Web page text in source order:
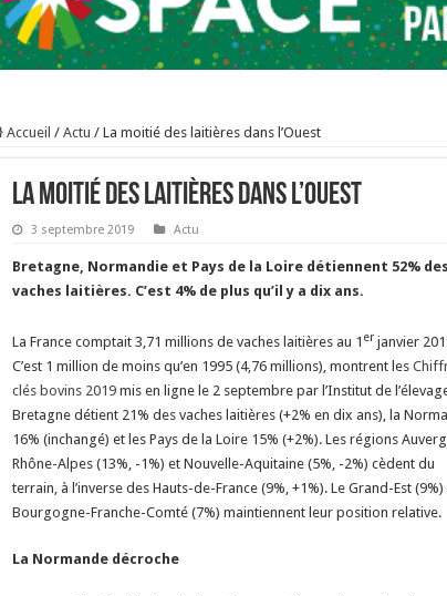
Aidez-nous à améliorer la santé de vos veaux !
Au sommaire de GTM 91
À l’est, un nouveau virus
Un été fructueux pour Lactalis
Accueil / Actu / La moitié des laitières dans l’Ouest
La moitié des laitières dans l’Ouest
3 septembre 2019 Actu
Bretagne, Normandie et Pays de la Loire détiennent 52% des
vaches laitières. C’est 4% de plus qu’il y a dix ans.
La France comptait 3,71 millions de vaches laitières au 1 er janvier
C’est 1 million de moins qu’en 1995 (4,76 millions), montrent les
clés bovins 2019 mis en ligne le 2 septembre par l’Institut de
Bretagne détient 21% des vaches laitières (+2% en dix ans), la
16% (inchangé) et les Pays de la Loire 15% (+2%). Les régions
Rhône-Alpes (13%, -1%) et Nouvelle-Aquitaine (5%, -2%) cèdent du
terrain, à l’inverse des Hauts-de-France (9%, +1%). Le Grand-Est (9%)
Bourgogne-Franche-Comté (7%) maintiennent leur position relative.
La Normande décroche